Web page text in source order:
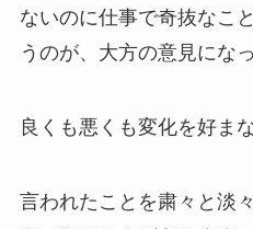
ないのに仕事で奇抜なこ
うのが、大方の意見にな
良くも悪くも変化を好ま
言われたことを粛々と淡